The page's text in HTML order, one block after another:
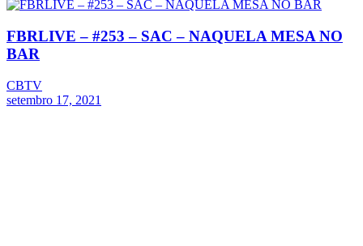
FBRLIVE – #253 – SAC – NAQUELA MESA NO
BAR
CBTV
setembro 17, 2021